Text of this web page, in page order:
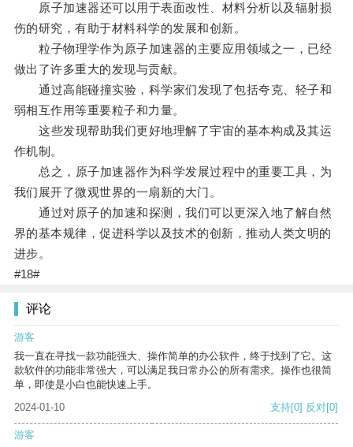
原子加速器还可以用于表面改性、材料分析以及辐射损
伤的研究，有助于材料科学的发展和创新。
粒子物理学作为原子加速器的主要应用领域之一，已经
做出了许多重大的发现与贡献。
通过高能碰撞实验，科学家们发现了包括夸克、轻子和
弱相互作用等重要粒子和力量。
这些发现帮助我们更好地理解了宇宙的基本构成及其运
作机制。
总之，原子加速器作为科学发展过程中的重要工具，为
我们展开了微观世界的一扇新的大门。
通过对原子的加速和探测，我们可以更深入地了解自然
界的基本规律，促进科学以及技术的创新，推动人类文明的
进步。
#18#
评论
游客
我一直在寻找一款功能强大、操作简单的办公软件，终于找到了它。这
款软件的功能非常强大，可以满足我日常办公的所有需求。操作也很简
单，即使是小白也能快速上手。
2024-01-10
支持[0] 反对[0]
游客